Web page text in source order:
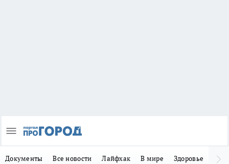
Документы Все новости Лайфхак В мире Здоровье